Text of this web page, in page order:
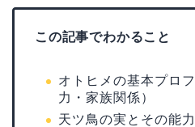
この記事でわかること
オトヒメの基本プロ
力・家族関係）
天ツ鳥の実とその能